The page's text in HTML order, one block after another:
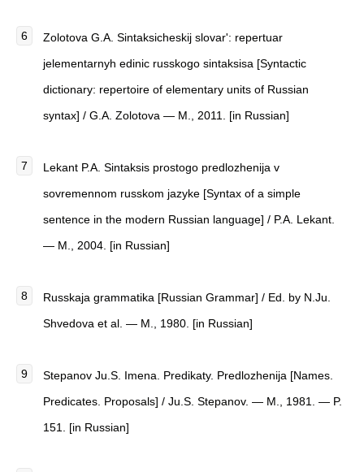
Zolotova G.A. Sintaksicheskij slovar': repertuar
jelementarnyh edinic russkogo sintaksisa [Syntactic
dictionary: repertoire of elementary units of Russian
syntax] / G.A. Zolotova — M., 2011. [in Russian]
Lekant P.A. Sintaksis prostogo predlozhenija v
sovremennom russkom jazyke [Syntax of a simple
sentence in the modern Russian language] / P.A. Lekant.
— M., 2004. [in Russian]
Russkaja grammatika [Russian Grammar] / Ed. by N.Ju.
Shvedova et al. — M., 1980. [in Russian]
Stepanov Ju.S. Imena. Predikaty. Predlozhenija [Names.
Predicates. Proposals] / Ju.S. Stepanov. — M., 1981. — P.
151. [in Russian]